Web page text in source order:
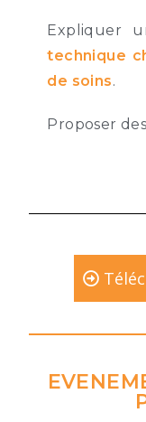
Expliquer
technique
de soins.
Proposer des